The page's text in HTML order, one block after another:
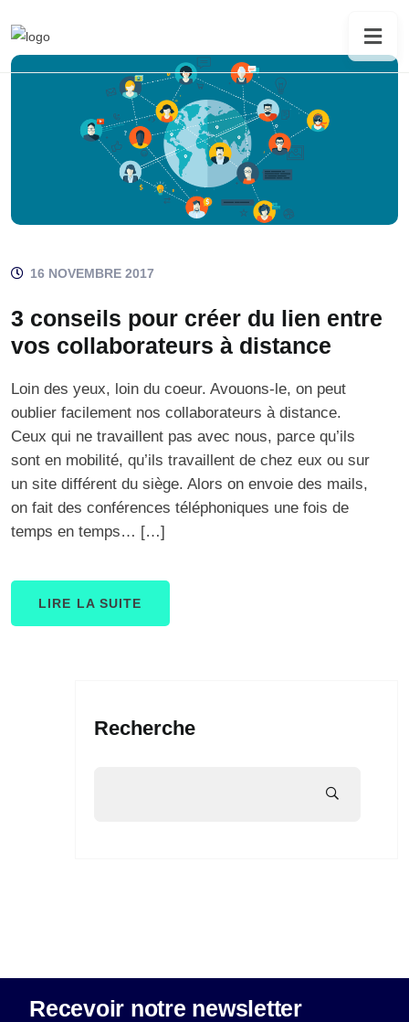
16 NOVEMBRE 2017
3 conseils pour créer du lien entre
vos collaborateurs à distance
Loin des yeux, loin du coeur. Avouons-le, on peut
oublier facilement nos collaborateurs à distance.
Ceux qui ne travaillent pas avec nous, parce qu’ils
sont en mobilité, qu’ils travaillent de chez eux ou sur
un site différent du siège. Alors on envoie des mails,
on fait des conférences téléphoniques une fois de
temps en temps… […]
LIRE LA SUITE
Recherche
Recevoir notre newsletter